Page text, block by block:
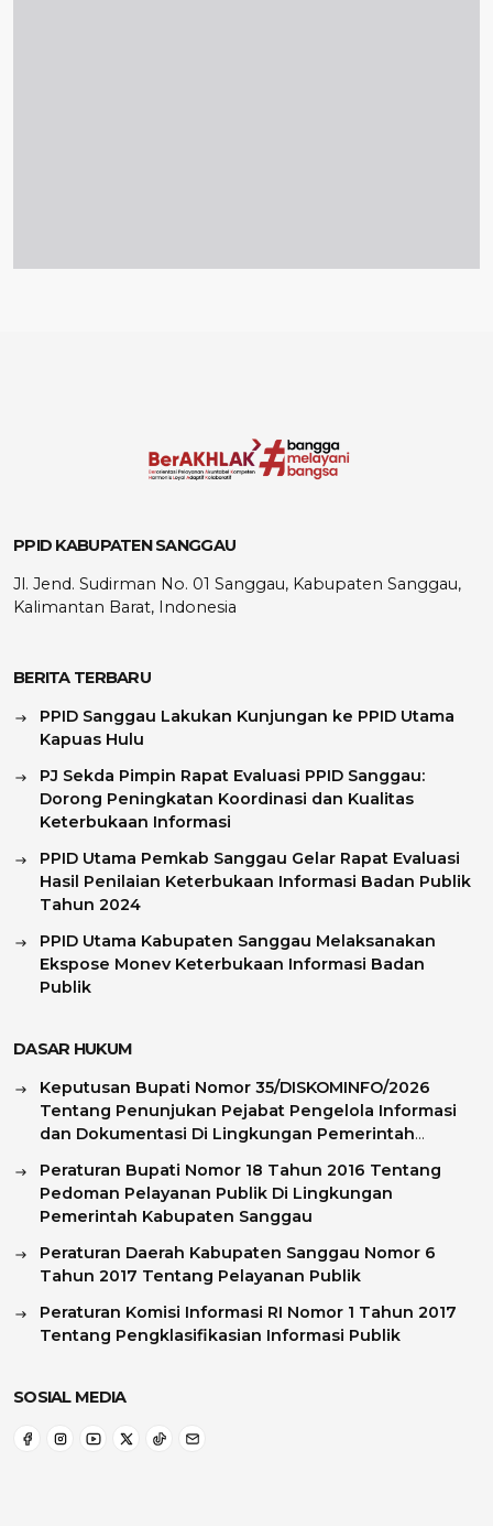
PPID KABUPATEN SANGGAU
Jl. Jend. Sudirman No. 01 Sanggau, Kabupaten Sanggau,
Kalimantan Barat, Indonesia
BERITA TERBARU
PPID Sanggau Lakukan Kunjungan ke PPID Utama
Kapuas Hulu
PJ Sekda Pimpin Rapat Evaluasi PPID Sanggau:
Dorong Peningkatan Koordinasi dan Kualitas
Keterbukaan Informasi
PPID Utama Pemkab Sanggau Gelar Rapat Evaluasi
Hasil Penilaian Keterbukaan Informasi Badan Publik
Tahun 2024
PPID Utama Kabupaten Sanggau Melaksanakan
Ekspose Monev Keterbukaan Informasi Badan
Publik
DASAR HUKUM
Keputusan Bupati Nomor 35/DISKOMINFO/2026
Tentang Penunjukan Pejabat Pengelola Informasi
dan Dokumentasi Di Lingkungan Pemerintah
Peraturan Bupati Nomor 18 Tahun 2016 Tentang
Pedoman Pelayanan Publik Di Lingkungan
Pemerintah Kabupaten Sanggau
Peraturan Daerah Kabupaten Sanggau Nomor 6
Tahun 2017 Tentang Pelayanan Publik
Peraturan Komisi Informasi RI Nomor 1 Tahun 2017
Tentang Pengklasifikasian Informasi Publik
SOSIAL MEDIA